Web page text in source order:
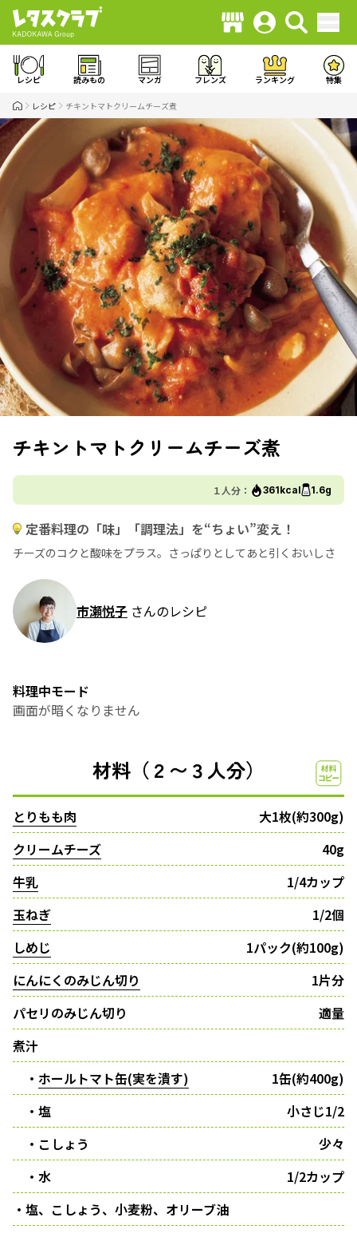
レシピ 読みもの マンガ フレンズ ランキング 特集
レシピ チキントマトクリームチーズ煮
チキントマトクリームチーズ煮
１人分： 361kcal 1.6g
定番料理の「味」「調理法」を“ちょい”変え！
チーズのコクと酸味をプラス。さっぱりとしてあと引くおいしさ
市瀬悦子 さんのレシピ
料理中モード
画面が暗くなりません
材料（２〜３人分）
とりもも肉
大1枚(約300g)
クリームチーズ
40g
牛乳
1/4カップ
玉ねぎ
1/2個
しめじ
1パック(約100g)
にんにくのみじん切り
1片分
パセリのみじん切り
適量
煮汁
・ ホールトマト缶(実を潰す)
1缶(約400g)
・塩
小さじ1/2
・こしょう
少々
・水
1/2カップ
・塩、こしょう、小麦粉、オリーブ油